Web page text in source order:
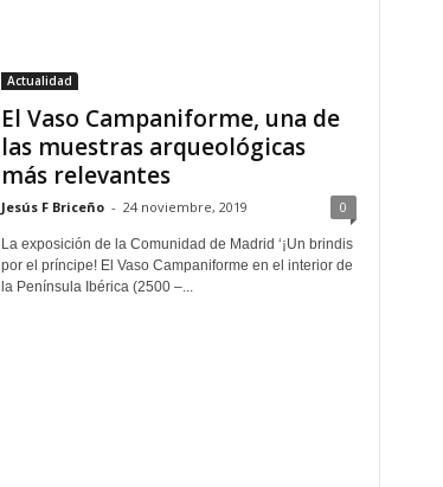
Actualidad
El Vaso Campaniforme, una de
las muestras arqueológicas
más relevantes
Jesús F Briceño - 24 noviembre, 2019 0
La exposición de la Comunidad de Madrid ‘¡Un brindis
por el príncipe! El Vaso Campaniforme en el interior de
la Península Ibérica (2500 –...